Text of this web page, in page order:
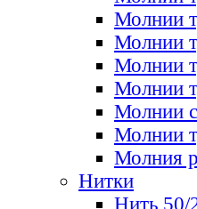
Молнии
Молнии
Молнии
Молнии
Молнии
Молнии
Молния
Нитки
Нить 50/